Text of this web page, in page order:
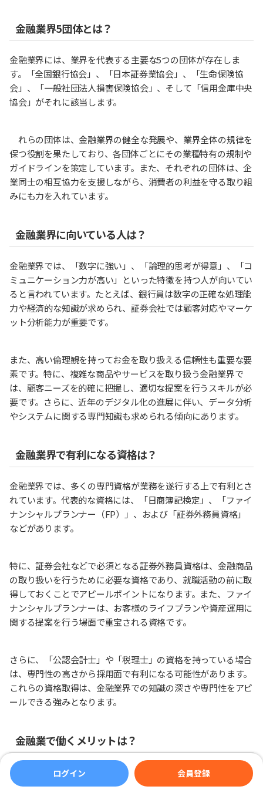
金融業界5団体とは？
金融業界には、業界を代表する主要な5つの団体が存在しま
す。「全国銀行協会」、「日本証券業協会」、「生命保険協
会」、「一般社団法人損害保険協会」、そして「信用金庫中央
協会」がそれに該当します。
れらの団体は、金融業界の健全な発展や、業界全体の規律を
保つ役割を果たしており、各団体ごとにその業種特有の規制や
ガイドラインを策定しています。また、それぞれの団体は、企
業同士の相互協力を支援しながら、消費者の利益を守る取り組
みにも力を入れています。
金融業界に向いている人は？
金融業界では、「数字に強い」、「論理的思考が得意」、「コ
ミュニケーション力が高い」といった特徴を持つ人が向いてい
ると言われています。たとえば、銀行員は数字の正確な処理能
力や経済的な知識が求められ、証券会社では顧客対応やマーケ
ット分析能力が重要です。
また、高い倫理観を持ってお金を取り扱える信頼性も重要な要
素です。特に、複雑な商品やサービスを取り扱う金融業界で
は、顧客ニーズを的確に把握し、適切な提案を行うスキルが必
要です。さらに、近年のデジタル化の進展に伴い、データ分析
やシステムに関する専門知識も求められる傾向にあります。
金融業界で有利になる資格は？
金融業界では、多くの専門資格が業務を遂行する上で有利とさ
れています。代表的な資格には、「日商簿記検定」、「ファイ
ナンシャルプランナー（FP）」、および「証券外務員資格」
などがあります。
特に、証券会社などで必須となる証券外務員資格は、金融商品
の取り扱いを行うために必要な資格であり、就職活動の前に取
得しておくことでアピールポイントになります。また、ファイ
ナンシャルプランナーは、お客様のライフプランや資産運用に
関する提案を行う場面で重宝される資格です。
さらに、「公認会計士」や「税理士」の資格を持っている場合
は、専門性の高さから採用面で有利になる可能性があります。
これらの資格取得は、金融業界での知識の深さや専門性をアピ
ールできる強みとなります。
金融業で働くメリットは？
金融業界で働く大きなメリットの一つは、安定性とキャリア形
成の可能性が高いことです。金融業界は経済の根幹を支える存
ログイン 会員登録